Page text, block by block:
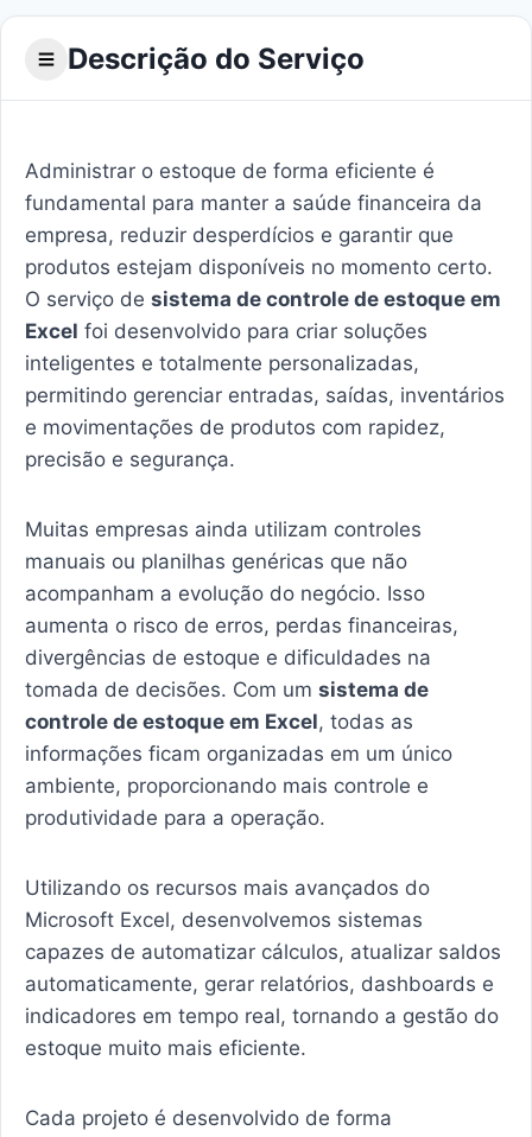
Descrição do Serviço
Administrar o estoque de forma eficiente é
fundamental para manter a saúde financeira da
empresa, reduzir desperdícios e garantir que
produtos estejam disponíveis no momento certo.
O serviço de sistema de controle de estoque em
Excel foi desenvolvido para criar soluções
inteligentes e totalmente personalizadas,
permitindo gerenciar entradas, saídas, inventários
e movimentações de produtos com rapidez,
precisão e segurança.
Muitas empresas ainda utilizam controles
manuais ou planilhas genéricas que não
acompanham a evolução do negócio. Isso
aumenta o risco de erros, perdas financeiras,
divergências de estoque e dificuldades na
tomada de decisões. Com um sistema de
controle de estoque em Excel, todas as
informações ficam organizadas em um único
ambiente, proporcionando mais controle e
produtividade para a operação.
Utilizando os recursos mais avançados do
Microsoft Excel, desenvolvemos sistemas
capazes de automatizar cálculos, atualizar saldos
automaticamente, gerar relatórios, dashboards e
indicadores em tempo real, tornando a gestão do
estoque muito mais eficiente.
Cada projeto é desenvolvido de forma